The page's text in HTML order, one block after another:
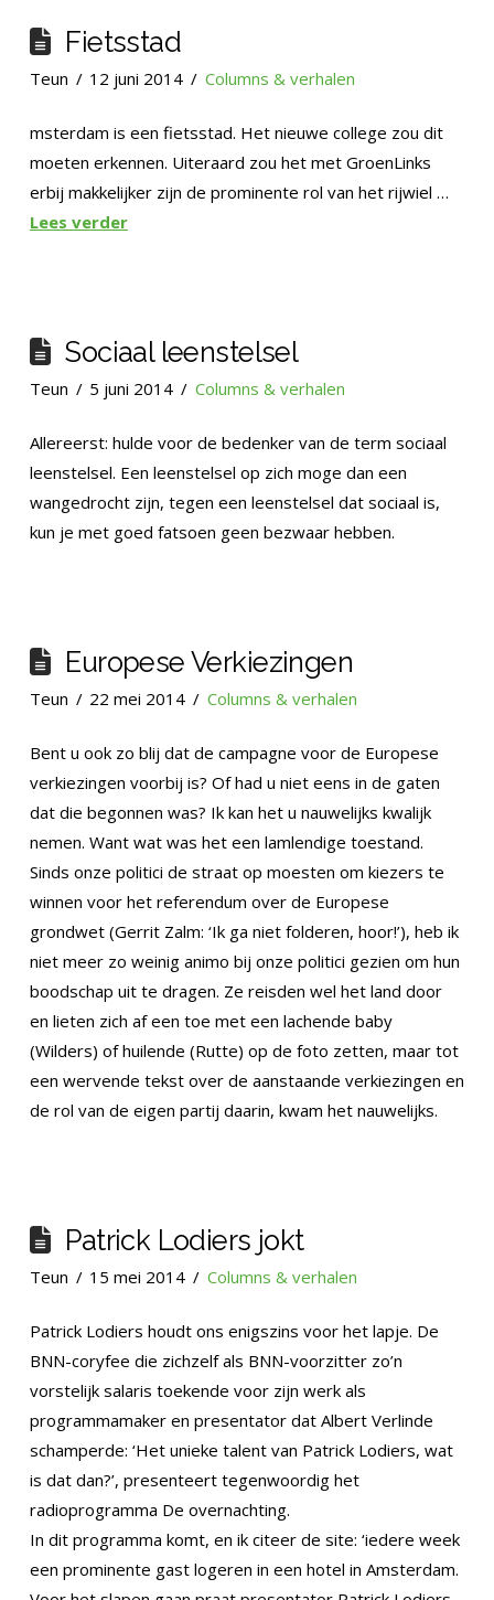
Fietsstad
Teun 12 juni 2014 Columns & verhalen
msterdam is een fietsstad. Het nieuwe college zou dit
moeten erkennen. Uiteraard zou het met GroenLinks
erbij makkelijker zijn de prominente rol van het rijwiel …
Lees verder
Sociaal leenstelsel
Teun 5 juni 2014 Columns & verhalen
Allereerst: hulde voor de bedenker van de term sociaal
leenstelsel. Een leenstelsel op zich moge dan een
wangedrocht zijn, tegen een leenstelsel dat sociaal is,
kun je met goed fatsoen geen bezwaar hebben.
Europese Verkiezingen
Teun 22 mei 2014 Columns & verhalen
Bent u ook zo blij dat de campagne voor de Europese
verkiezingen voorbij is? Of had u niet eens in de gaten
dat die begonnen was? Ik kan het u nauwelijks kwalijk
nemen. Want wat was het een lamlendige toestand.
Sinds onze politici de straat op moesten om kiezers te
winnen voor het referendum over de Europese
grondwet (Gerrit Zalm: ‘Ik ga niet folderen, hoor!’), heb ik
niet meer zo weinig animo bij onze politici gezien om hun
boodschap uit te dragen. Ze reisden wel het land door
en lieten zich af een toe met een lachende baby
(Wilders) of huilende (Rutte) op de foto zetten, maar tot
een wervende tekst over de aanstaande verkiezingen en
de rol van de eigen partij daarin, kwam het nauwelijks.
Patrick Lodiers jokt
Teun 15 mei 2014 Columns & verhalen
Patrick Lodiers houdt ons enigszins voor het lapje. De
BNN-coryfee die zichzelf als BNN-voorzitter zo’n
vorstelijk salaris toekende voor zijn werk als
programmamaker en presentator dat Albert Verlinde
schamperde: ‘Het unieke talent van Patrick Lodiers, wat
is dat dan?’, presenteert tegenwoordig het
radioprogramma De overnachting.
In dit programma komt, en ik citeer de site: ‘iedere week
een prominente gast logeren in een hotel in Amsterdam.